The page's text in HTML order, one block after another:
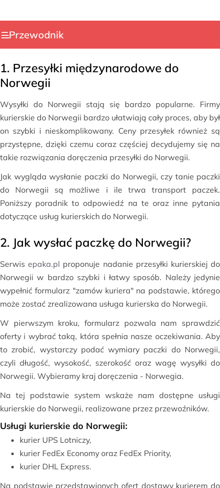
Przewodnik
1. Przesyłki międzynarodowe do
Norwegii
Wysyłki do Norwegii stają się bardzo popularne. Firmy
kurierskie do Norwegii bardzo ułatwiają cały proces, aby był
on szybki i nieskomplikowany. Ceny przesyłek również są
przystępne, dzięki czemu coraz częściej decydujemy się na
takie rozwiązania doręczenia przesyłki do Norwegii.
Jak wygląda wysłanie paczki do Norwegii, czy tanie paczki
do Norwegii są możliwe i ile trwa transport paczek.
Poniższy poradnik to odpowiedź na te oraz inne pytania
dotyczące usług kurierskich do Norwegii.
2. Jak wysłać paczkę do Norwegii?
Serwisepaka.pl proponuje nadanie przesyłki kurierskiej do
Norwegii w bardzo szybki i łatwy sposób. Należy jedynie
wypełnić formularz "zamów kuriera" na podstawie, którego
może zostać zrealizowana usługa kurierska do Norwegii.
W pierwszym kroku, formularz pozwala nam sprawdzić
oferty i wybrać taką, która spełnia nasze oczekiwania. Aby
to zrobić, wystarczy podać wymiary paczki do Norwegii,
czyli długość, wysokość, szerokość oraz wagę wysyłki do
Norwegii. Wybieramy kraj doręczenia - Norwegia.
Na tej podstawie system wskaże nam dostępne usługi
kurierskie do Norwegii, realizowane przez przewoźników.
Usługi kurierskie do Norwegii:
kurier UPS Lotniczy,
kurier FedEx Economy oraz FedEx Priority,
kurier DHL Express.
Na podstawie przedstawionych ofert dostawy kurierem do